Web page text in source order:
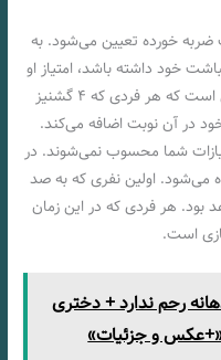
ضربه خورده تعیین می‌شود. به
اول، ۱۳ کارت در انباشت خود داشته باشد، امتیاز او
برای آن دور ۱۳ خواهد بود. تنها استثنا این است که هر فردی که ۴ گشنیز
به امتیاز خود در آن نوبت اضافه می‌کند.
شما محسوب نمی‌شوند. در
می‌شود. اولین نفری که به صد
بود. هر فردی که در این زمان
است.
رحم ندارد + دختری
و جزئیات»